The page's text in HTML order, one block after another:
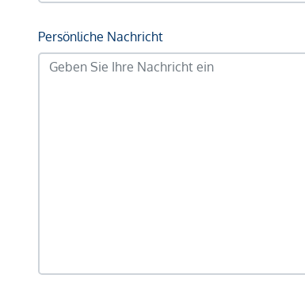
Persönliche Nachricht